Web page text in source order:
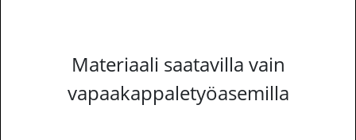
Materiaali saatavilla vain
vapaakappaletyöasemilla